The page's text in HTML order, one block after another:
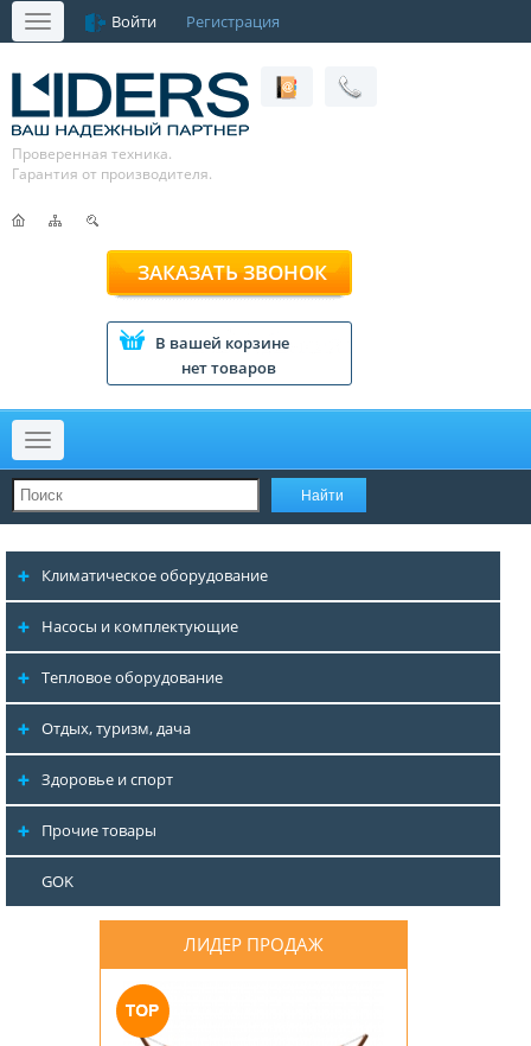
Меню Войти Регистрация
Проверенная техника.
Гарантия от производителя.
ЗАКАЗАТЬ ЗВОНОК
В вашей корзине
нет товаров
Меню
Климатическое оборудование
Насосы и комплектующие
Тепловое оборудование
Отдых, туризм, дача
Здоровье и спорт
Прочие товары
GOK
ЛИДЕР ПРОДАЖ